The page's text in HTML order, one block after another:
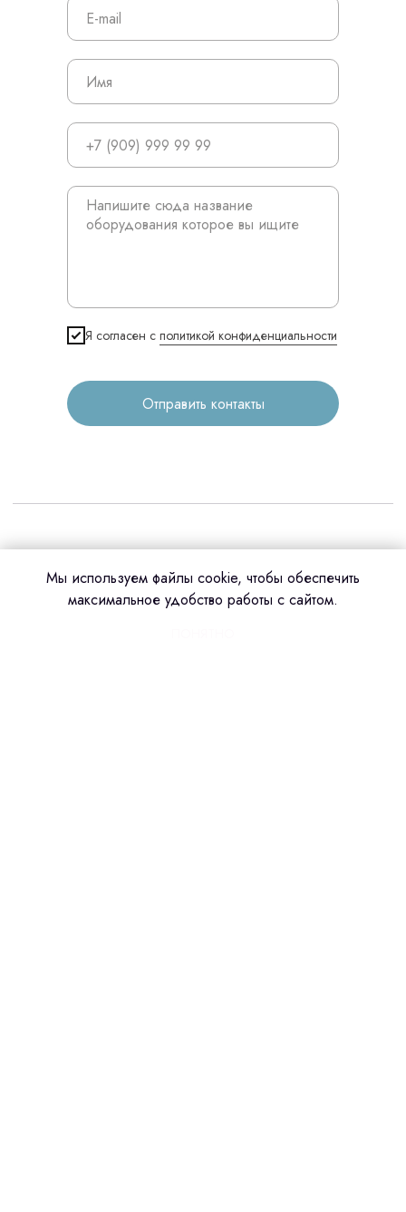
Я согласен с политикой конфиденциальности
Отправить контакты
Оплата и доставка
Политика конфиденциальности
stasicus
Мы используем файлы cookie, чтобы обеспечить
максимальное удобство работы с сайтом.